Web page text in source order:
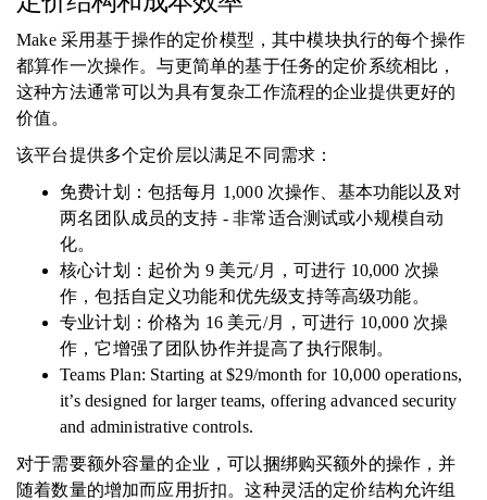
Make 采用基于操作的定价模型，其中模块执行的每个操作
都算作一次操作。与更简单的基于任务的定价系统相比，
这种方法通常可以为具有复杂工作流程的企业提供更好的
价值。
该平台提供多个定价层以满足不同需求：
免费计划：包括每月 1,000 次操作、基本功能以及对
两名团队成员的支持 - 非常适合测试或小规模自动
化。
核心计划：起价为 9 美元/月，可进行 10,000 次操
作，包括自定义功能和优先级支持等高级功能。
专业计划：价格为 16 美元/月，可进行 10,000 次操
作，它增强了团队协作并提高了执行限制。
Teams Plan: Starting at $29/month for 10,000 operations,
it’s designed for larger teams, offering advanced security
and administrative controls.
对于需要额外容量的企业，可以捆绑购买额外的操作，并
随着数量的增加而应用折扣。这种灵活的定价结构允许组